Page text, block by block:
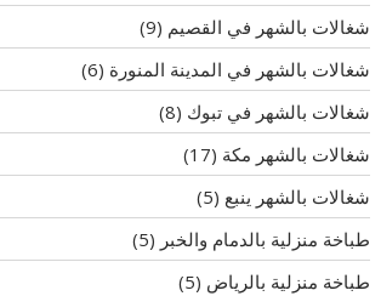
شغالات بالشهر في القصيم (9)
شغالات بالشهر في المدينة المنورة (6)
شغالات بالشهر في تبوك (8)
شغالات بالشهر مكة (17)
شغالات بالشهر ينبع (5)
طباخة منزلية بالدمام والخبر (5)
طباخة منزلية بالرياض (5)